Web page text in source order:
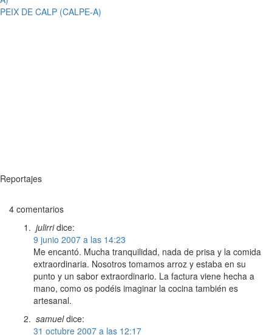
PEIX DE CALP (CALPE-A)
Reportajes
4 comentarios
julirri dice:
9 junio 2007 a las 14:23
Me encantó. Mucha tranquilidad, nada de prisa y la comida
extraordinaria. Nosotros tomamos arroz y estaba en su
punto y un sabor extraordinario. La factura viene hecha a
mano, como os podéis imaginar la cocina también es
artesanal.
samuel dice:
31 octubre 2007 a las 12:17